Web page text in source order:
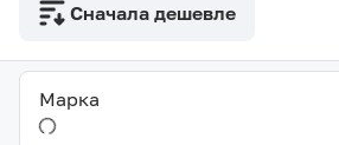
Сначала дешевле
Марка